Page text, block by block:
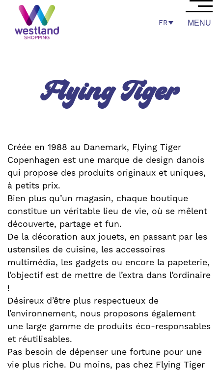
FR MENU
Flying Tiger
Créée en 1988 au Danemark, Flying Tiger
Copenhagen est une marque de design danois
qui propose des produits originaux et uniques,
à petits prix.
Bien plus qu’un magasin, chaque boutique
constitue un véritable lieu de vie, où se mêlent
découverte, partage et fun.
De la décoration aux jouets, en passant par les
ustensiles de cuisine, les accessoires
multimédia, les gadgets ou encore la papeterie,
l’objectif est de mettre de l’extra dans l’ordinaire
!
Désireux d’être plus respectueux de
l’environnement, nous proposons également
une large gamme de produits éco-responsables
et réutilisables.
Pas besoin de dépenser une fortune pour une
vie plus riche. Du moins, pas chez Flying Tiger